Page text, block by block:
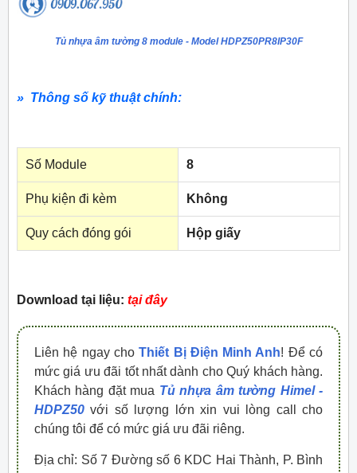
Tủ nhựa âm tường 8 module - Model HDPZ50PR8IP30F
» Thông số kỹ thuật chính:
Số Module 8
Phụ kiện đi kèm Không
Quy cách đóng gói Hộp giấy
Download tại liệu: tại đây
Liên hệ ngay choThiết Bị Điện Minh Anh! Để có
mức giá ưu đãi tốt nhất dành cho Quý khách hàng.
Khách hàng đặt mua Tủ nhựa âm tường Himel -
HDPZ50 với số lượng lớn xin vui lòng call cho
chúng tôi để có mức giá ưu đãi riêng.
Địa chỉ: Số 7 Đường số 6 KDC Hai Thành, P. Bình